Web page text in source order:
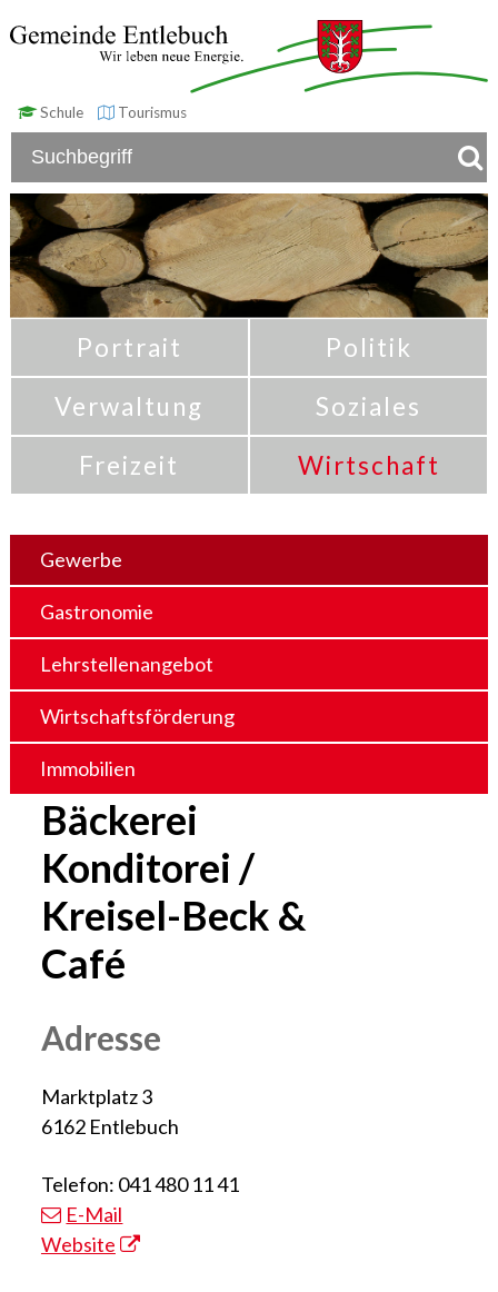
Schule Tourismus
Portrait
Politik
Verwaltung
Soziales
Freizeit
Wirtschaft
Gewerbe
Gastronomie
Lehrstellenangebot
Wirtschaftsförderung
Immobilien
Bäckerei
Konditorei /
Kreisel-Beck &
Café
Adresse
Marktplatz 3
6162 Entlebuch
Telefon: 041 480 11 41
E-Mail
Website